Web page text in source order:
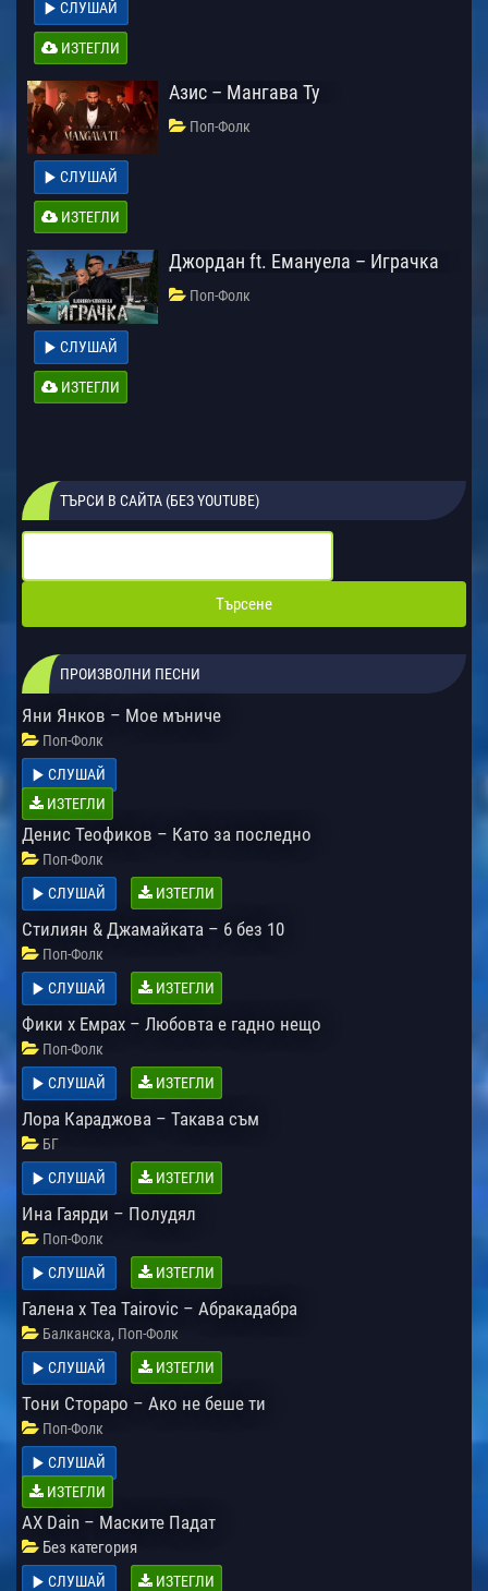
СЛУШАЙ
ИЗТЕГЛИ
Азис – Мангава Ту
Поп-Фолк
СЛУШАЙ
ИЗТЕГЛИ
Джордан ft. Емануела – Играчка
Поп-Фолк
СЛУШАЙ
ИЗТЕГЛИ
ТЪРСИ В САЙТА (БЕЗ YOUTUBE)
ПРОИЗВОЛНИ ПЕСНИ
Яни Янков – Мое мъниче
Поп-Фолк
СЛУШАЙ
ИЗТЕГЛИ
Денис Теофиков – Като за последно
Поп-Фолк
СЛУШАЙ
ИЗТЕГЛИ
Стилиян & Джамайката – 6 без 10
Поп-Фолк
СЛУШАЙ
ИЗТЕГЛИ
Фики х Емрах – Любовта е гадно нещо
Поп-Фолк
СЛУШАЙ
ИЗТЕГЛИ
Лора Караджова – Такава съм
БГ
СЛУШАЙ
ИЗТЕГЛИ
Ина Гаярди – Полудял
Поп-Фолк
СЛУШАЙ
ИЗТЕГЛИ
Галена x Tea Tairovic – Абракадабра
Балканска, Поп-Фолк
СЛУШАЙ
ИЗТЕГЛИ
Тони Стораро – Ако не беше ти
Поп-Фолк
СЛУШАЙ
ИЗТЕГЛИ
AX Dain – Маските Падат
Без категория
СЛУШАЙ ИЗТЕГЛИ